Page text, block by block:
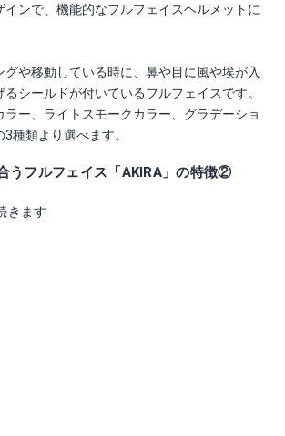
インで、機能的なフルフェイスヘルメットに
や移動している時に、鼻や目に風や埃が入
シールドが付いているフルフェイスです。
ラー、ライトスモークカラー、グラデーショ
種類より選べます。
うフルフェイス「AKIRA」の特徴②
きます